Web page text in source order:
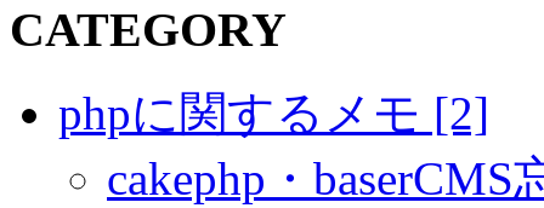
CATEGORY
phpに関するメモ [2]
cakephp・baserCMS